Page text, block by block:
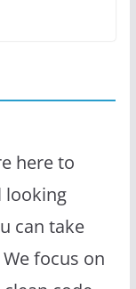
here to
looking
can take
focus on